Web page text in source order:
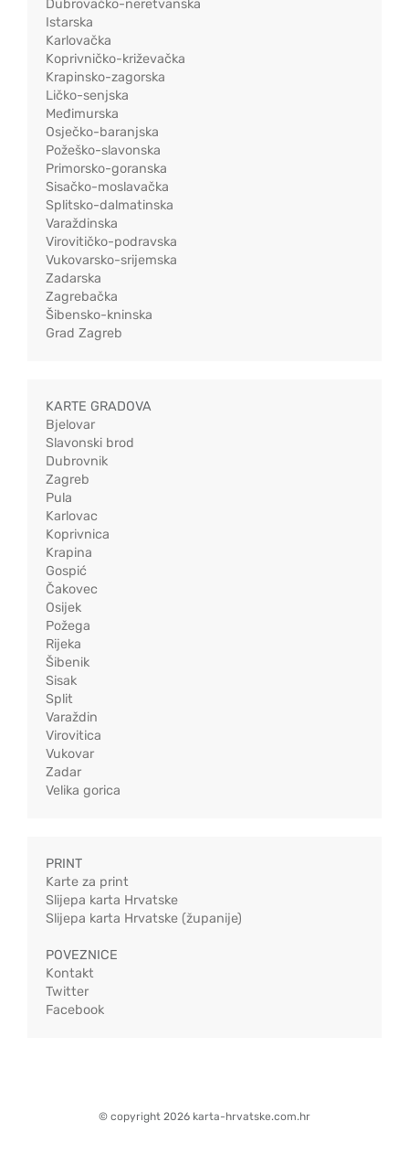
Dubrovačko-neretvanska
Istarska
Karlovačka
Koprivničko-križevačka
Krapinsko-zagorska
Ličko-senjska
Međimurska
Osječko-baranjska
Požeško-slavonska
Primorsko-goranska
Sisačko-moslavačka
Splitsko-dalmatinska
Varaždinska
Virovitičko-podravska
Vukovarsko-srijemska
Zadarska
Zagrebačka
Šibensko-kninska
Grad Zagreb
KARTE GRADOVA
Bjelovar
Slavonski brod
Dubrovnik
Zagreb
Pula
Karlovac
Koprivnica
Krapina
Gospić
Čakovec
Osijek
Požega
Rijeka
Šibenik
Sisak
Split
Varaždin
Virovitica
Vukovar
Zadar
Velika gorica
PRINT
Karte za print
Slijepa karta Hrvatske
Slijepa karta Hrvatske (županije)
POVEZNICE
Kontakt
Twitter
Facebook
© copyright 2026 karta-hrvatske.com.hr